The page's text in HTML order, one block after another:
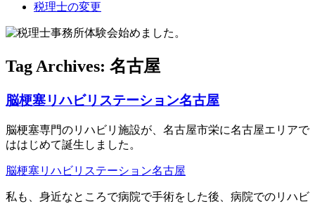
税理士の変更
Tag Archives: 名古屋
脳梗塞リハビリステーション名古屋
脳梗塞専門のリハビリ施設が、名古屋市栄に名古屋エリアで
ははじめて誕生しました。
脳梗塞リハビリステーション名古屋
私も、身近なところで病院で手術をした後、病院でのリハビ